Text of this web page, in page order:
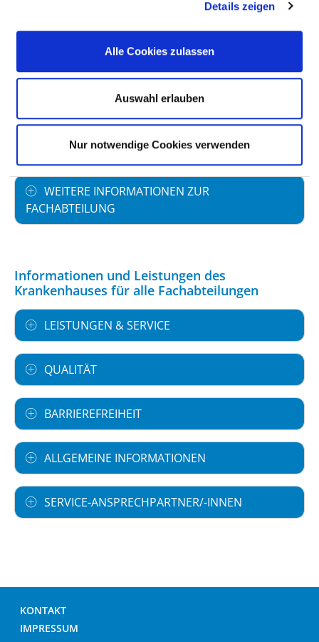
Details zeigen
Alle Cookies zulassen
Auswahl erlauben
Nur notwendige Cookies verwenden
MEDIZINISCHES LEISTUNGSANGEBOT MIT
FALLZAHLEN
WEITERE INFORMATIONEN ZUR
FACHABTEILUNG
Informationen und Leistungen des
Krankenhauses für alle Fachabteilungen
LEISTUNGEN & SERVICE
QUALITÄT
BARRIEREFREIHEIT
ALLGEMEINE INFORMATIONEN
SERVICE-ANSPRECHPARTNER/-INNEN
KONTAKT
IMPRESSUM